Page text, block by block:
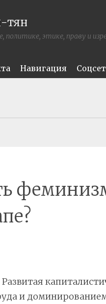
тян
политике, этике, праву и
Навигация
и